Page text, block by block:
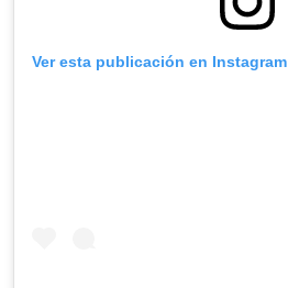
Ver esta publicación en Instagram